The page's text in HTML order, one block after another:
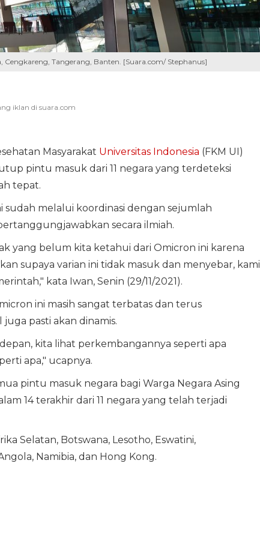
Tangerang, Banten. [Suara.com/ Stephanus]
Masyarakat Universitas Indonesia (FKM UI)
pintu masuk dari 11 negara yang terdeteksi
tepat.
melalui koordinasi dengan sejumlah
secara ilmiah.
yang belum kita ketahui dari Omicron ini karena
supaya varian ini tidak masuk dan menyebar, kami
kata Iwan, Senin (29/11/2021).
ini masih sangat terbatas dan terus
pasti akan dinamis.
kita lihat perkembangannya seperti apa
apa," ucapnya.
pintu masuk negara bagi Warga Negara Asing
14 terakhir dari 11 negara yang telah terjadi
Selatan, Botswana, Lesotho, Eswatini,
Namibia, dan Hong Kong.